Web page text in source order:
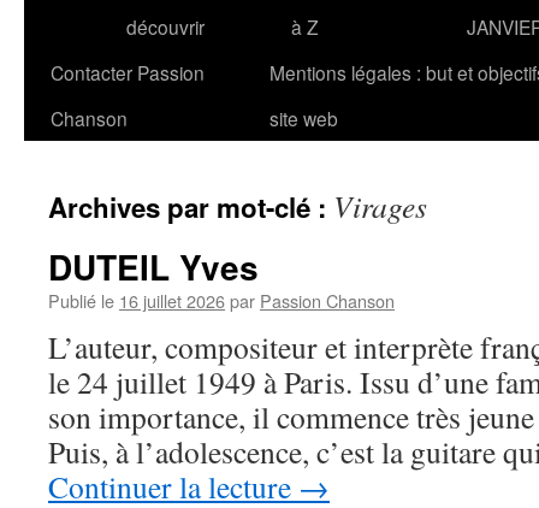
découvrir
à Z
Contacter Passion
Chanson
Mentions légales : but et
site web
Archives par mot-clé : Virages
DUTEIL Yves
Publié le 16 juillet 2026par Passion Chanson
L’auteur, compositeur et interprète
le 24 juillet 1949 à Paris. Issu d’une
son importance, il commence très
Puis, à l’adolescence, c’est la guitare
Continuer la lecture →